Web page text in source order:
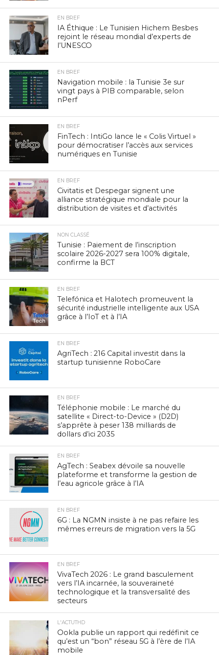
EN BREF
IA Éthique : Le Tunisien Hichem Besbes
rejoint le réseau mondial d’experts de
l’UNESCO
EN BREF
Navigation mobile : la Tunisie 3e sur
vingt pays à PIB comparable, selon
nPerf
EN BREF
FinTech : IntiGo lance le « Colis Virtuel »
pour démocratiser l’accès aux services
numériques en Tunisie
EN BREF
Civitatis et Despegar signent une
alliance stratégique mondiale pour la
distribution de visites et d’activités
NON CLASSÉ
Tunisie : Paiement de l’inscription
scolaire 2026-2027 sera 100% digitale,
confirme la BCT
EN BREF
Telefónica et Halotech promeuvent la
sécurité industrielle intelligente aux USA
grâce à l’IoT et à l’IA
EN BREF
AgriTech : 216 Capital investit dans la
startup tunisienne RoboCare
EN BREF
Téléphonie mobile : Le marché du
satellite « Direct-to-Device » (D2D)
s’apprête à peser 138 milliards de
dollars d’ici 2035
EN BREF
AgTech : Seabex dévoile sa nouvelle
plateforme et transforme la gestion de
l’eau agricole grâce à l’IA
EN BREF
6G : La NGMN insiste à ne pas refaire les
mêmes erreurs de migration vers la 5G
EN BREF
VivaTech 2026 : Le grand basculement
vers l’IA incarnée, la souveraineté
technologique et la transversalité des
secteurs
L'ACTUTHD
Ookla publie un rapport qui redéfinit ce
qu’est un “bon” réseau 5G à l’ère de l’IA
mobile